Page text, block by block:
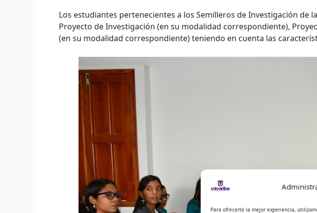
Para ofrecerte la mejor experiencia,
Los estudiantes pertenecientes a los Semilleros de Investigación
Proyecto de Investigación (en su modalidad correspondiente),
(en su modalidad correspondiente) teniendo en cuenta las